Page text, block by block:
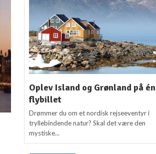
Oplev Island og Grønland på én
flybillet
Drømmer du om et nordisk rejseeventyr i
tryllebindende natur? Skal det være den
mystiske...